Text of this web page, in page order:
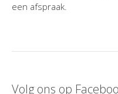
een afspraak.
Volg ons op